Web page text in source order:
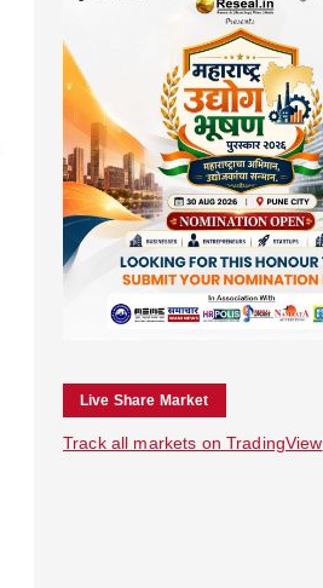
Live Share Market
Track all markets on TradingView